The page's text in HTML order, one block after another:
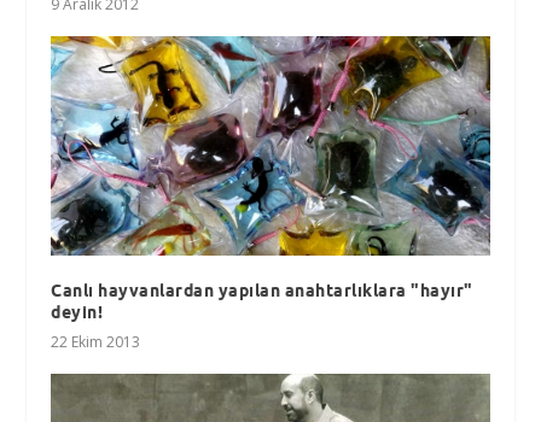
9 Aralık 2012
Canlı hayvanlardan yapılan anahtarlıklara "hayır"
deyin!
22 Ekim 2013